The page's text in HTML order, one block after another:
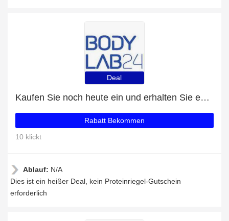
Deal
Kaufen Sie noch heute ein und erhalten Sie exklusive Angebote
Rabatt Bekommen
10 klickt
Ablauf: N/A
Dies ist ein heißer Deal, kein Proteinriegel-Gutschein
erforderlich